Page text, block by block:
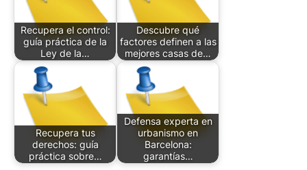
Recupera el control:
guía práctica de la
Ley de la…
Descubre qué
factores definen a las
mejores casas de…
Recupera tus
derechos: guía
práctica sobre…
Defensa experta en
urbanismo en
Barcelona:
garantías…